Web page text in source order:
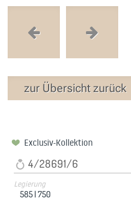
zur Übersicht zurück
Exclusiv-Kollektion
4/28691/6
Legierung
585 |750